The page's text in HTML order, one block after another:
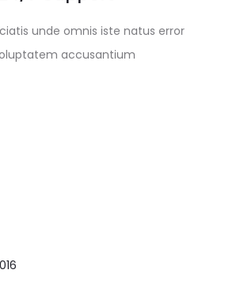
unde omnis iste natus error
accusantium